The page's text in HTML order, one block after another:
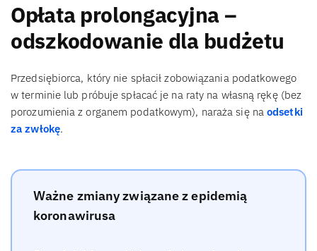
Opłata prolongacyjna –
odszkodowanie dla budżetu
Przedsiębiorca, który nie spłacił zobowiązania podatkowego
w terminie lub próbuje spłacać je na raty na własną rękę (bez
porozumienia z organem podatkowym), naraża się naodsetki
za zwłokę.
Ważne zmiany związane z epidemią
koronawirusa